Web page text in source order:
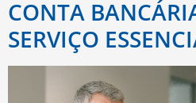
CONTA
SERVIÇO